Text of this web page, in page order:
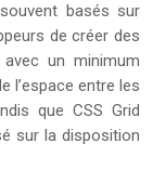
basés sur
de créer des
un minimum
l’espace entre les
que CSS Grid
sur la disposition